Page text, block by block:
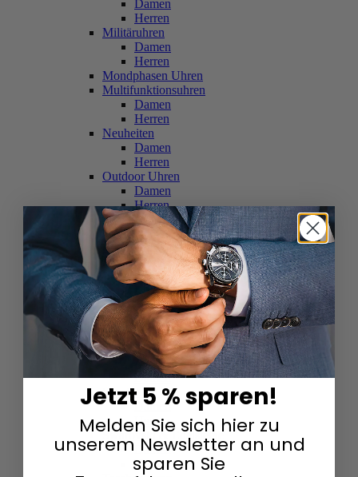
Damen
Herren
Militäruhren
Damen
Herren
Mondphasen Uhren
Multifunktionsuhren
Damen
Herren
Neuheiten
Damen
Herren
Outdoor Uhren
Damen
Herren
Schweizer Uhren
Damen
Herren
Skelettuhren
Damen
Herren
Smartwatches
Damen
Herren
Solaruhren
Herren
Damen
Sportuhren
Damen
Herren
Swarovski & Edelsteine
Damen
Herren
Jetzt 5 % sparen!
Melden Sie sich hier zu
unserem Newsletter an und
sparen Sie